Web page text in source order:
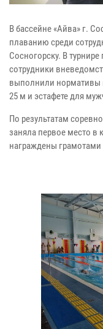
В бассейне «Айва» г.
плаванию среди
Сосногорску. В
сотрудники
выполнили нормативы
25 м и эстафете для
По результатам
заняла первое место
награждены